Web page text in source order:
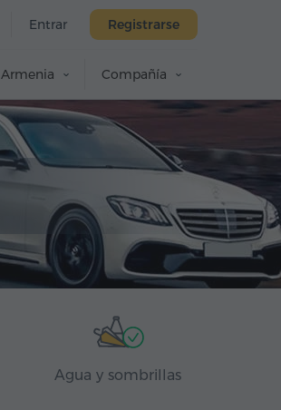
Entrar Registrarse
Armenia Compañía
Agua y sombrillas